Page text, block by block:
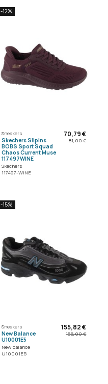
-12%
Sneakers
Skechers SlipIns
BOBS Sport Squad
Chaos Current Muse
117497WINE
Skechers
117497-WINE
70,79 €
81,00 €
-15%
Sneakers
New Balance
U10001E5
New balance
U10001E5
155,82 €
185,00 €